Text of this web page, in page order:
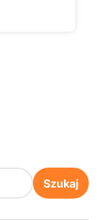
Szukaj